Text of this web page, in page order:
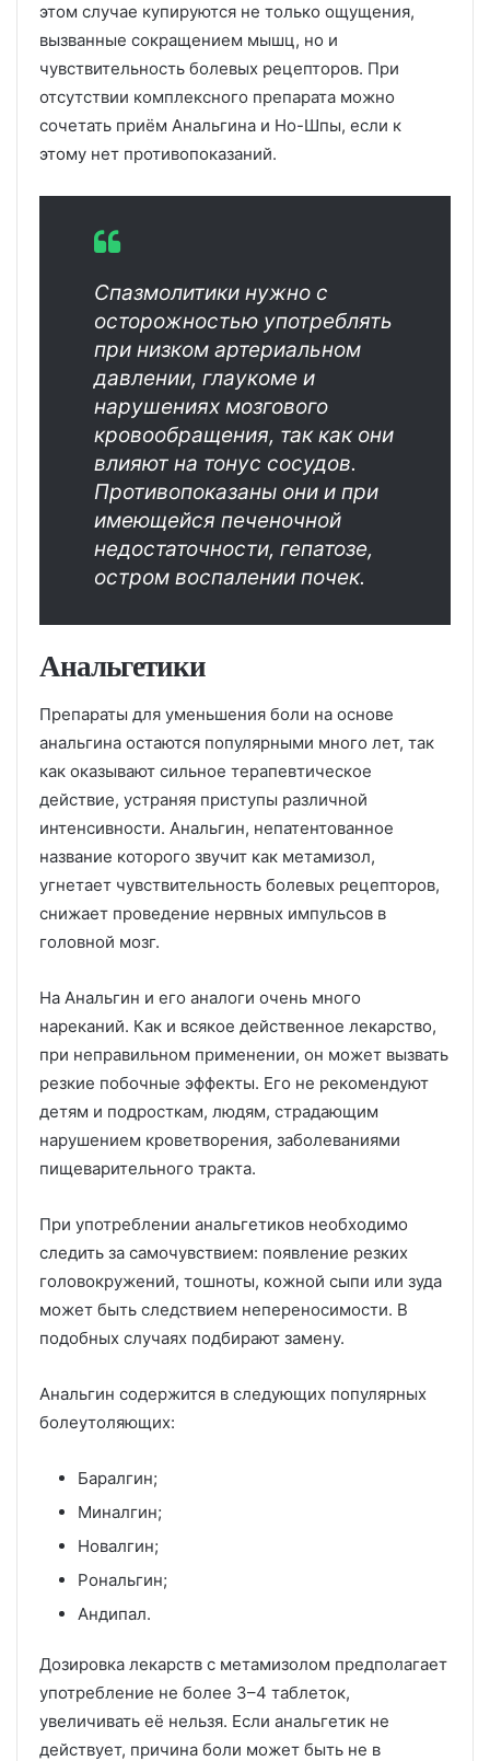
этом случае купируются не только ощущения,
вызванные сокращением мышц, но и
чувствительность болевых рецепторов. При
отсутствии комплексного препарата можно
сочетать приём Анальгина и Но-Шпы, если к
этому нет противопоказаний.
Спазмолитики нужно с
осторожностью употреблять
при низком артериальном
давлении, глаукоме и
нарушениях мозгового
кровообращения, так как они
влияют на тонус сосудов.
Противопоказаны они и при
имеющейся печеночной
недостаточности, гепатозе,
остром воспалении почек.
Анальгетики
Препараты для уменьшения боли на основе
анальгина остаются популярными много лет, так
как оказывают сильное терапевтическое
действие, устраняя приступы различной
интенсивности. Анальгин, непатентованное
название которого звучит как метамизол,
угнетает чувствительность болевых рецепторов,
снижает проведение нервных импульсов в
головной мозг.
На Анальгин и его аналоги очень много
нареканий. Как и всякое действенное лекарство,
при неправильном применении, он может вызвать
резкие побочные эффекты. Его не рекомендуют
детям и подросткам, людям, страдающим
нарушением кроветворения, заболеваниями
пищеварительного тракта.
При употреблении анальгетиков необходимо
следить за самочувствием: появление резких
головокружений, тошноты, кожной сыпи или зуда
может быть следствием непереносимости. В
подобных случаях подбирают замену.
Анальгин содержится в следующих популярных
болеутоляющих:
Баралгин;
Миналгин;
Новалгин;
Рональгин;
Андипал.
Дозировка лекарств с метамизолом предполагает
употребление не более 3–4 таблеток,
увеличивать её нельзя. Если анальгетик не
действует, причина боли может быть не в